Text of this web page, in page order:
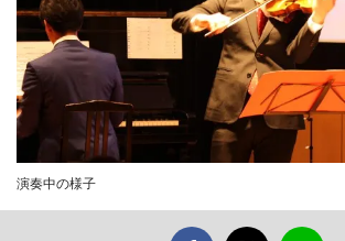
演奏中の様子